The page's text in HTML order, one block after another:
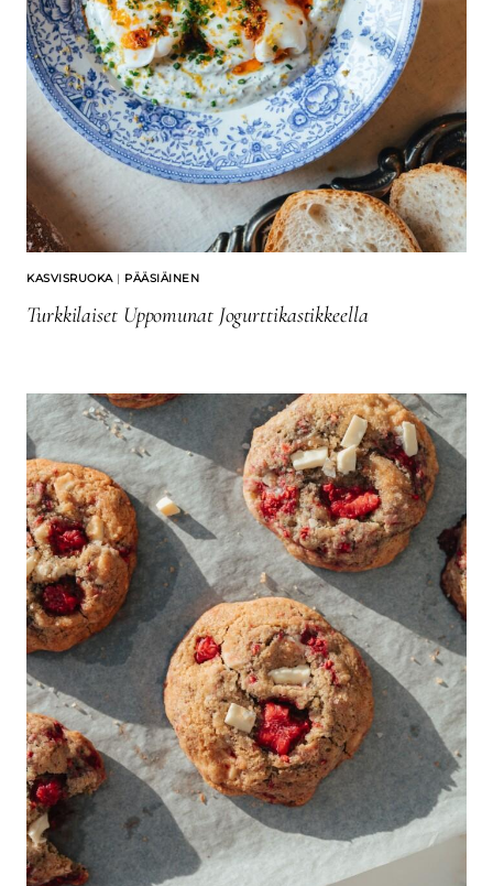
KASVISRUOKA| PÄÄSIÄINEN
Turkkilaiset Uppomunat Jogurttikastikkeella